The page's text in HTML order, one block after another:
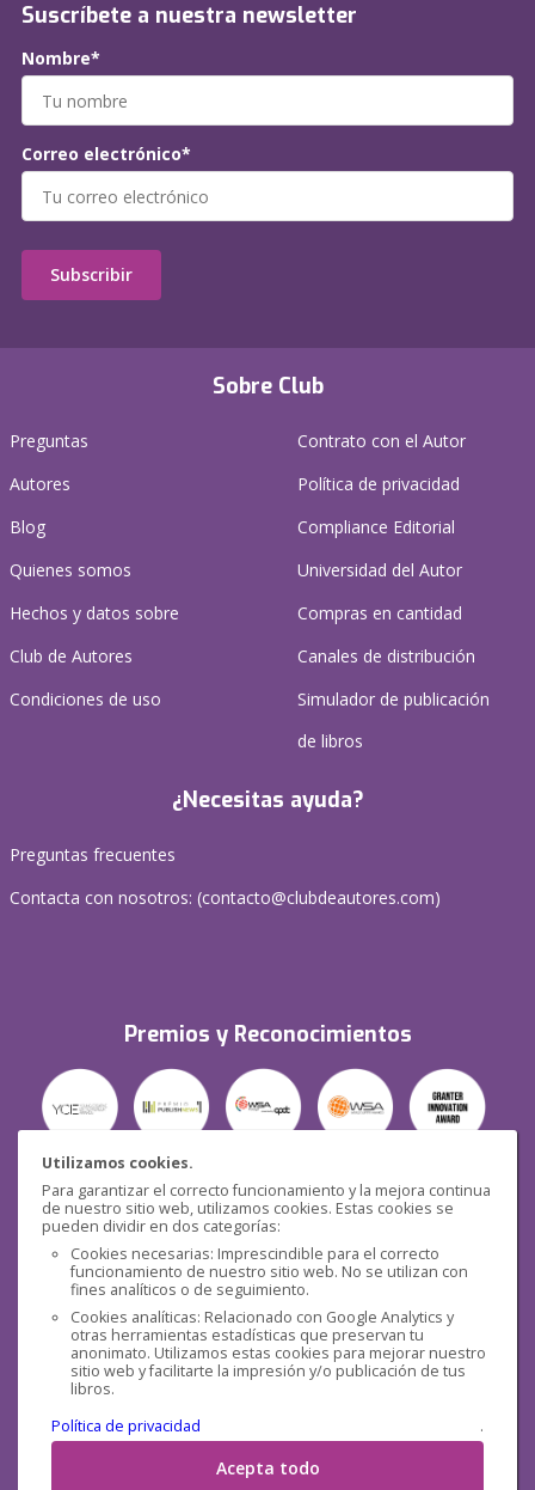
Utilizamos cookies.
Para garantizar el correcto funcionamiento y la mejora continua
de nuestro sitio web, utilizamos cookies. Estas cookies se
pueden dividir en dos categorías:
Cookies necesarias: Imprescindible para el correcto
funcionamiento de nuestro sitio web. No se utilizan con
fines analíticos o de seguimiento.
Cookies analíticas: Relacionado con Google Analytics y
otras herramientas estadísticas que preservan tu
anonimato. Utilizamos estas cookies para mejorar nuestro
sitio web y facilitarte la impresión y/o publicación de tus
libros.
Política de privacidad
.
Acepta todo
Sobre Club
Preguntas
Autores
Blog
Quienes somos
Hechos y datos sobre
Club de Autores
Condiciones de uso
Contrato con el Autor
Política de privacidad
Compliance Editorial
Universidad del Autor
Compras en cantidad
Canales de distribución
Simulador de publicación
de libros
¿Necesitas ayuda?
Preguntas frecuentes
Contacta con nosotros: (contacto@clubdeautores.com)
Premios y Reconocimientos
Seguridad
Redes sociales
Suscríbete a nuestra newsletter
Nombre*
Correo electrónico*
Subscribir